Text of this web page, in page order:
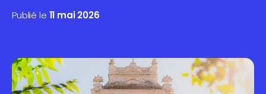
Publié le 11 mai 2026